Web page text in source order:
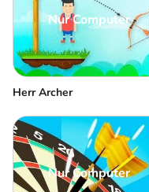
Nur Computer
Herr Archer
Nur Computer